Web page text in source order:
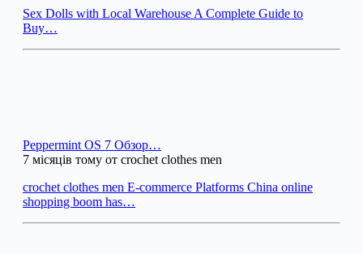
Sex Dolls with Local Warehouse A Complete Guide to
Buy…
Peppermint OS 7 Обзор…
7 місяців тому от crochet clothes men
crochet clothes men E-commerce Platforms China online
shopping boom has…